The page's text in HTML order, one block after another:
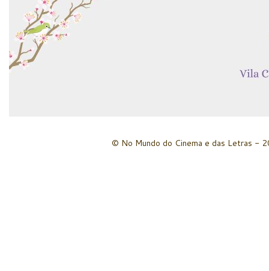
© No Mundo do Cinema e das Letras -